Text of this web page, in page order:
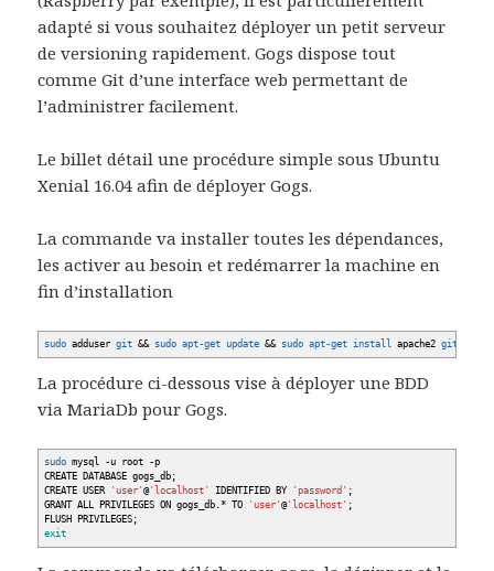
adapté si vous souhaitez déployer un petit serveur
de versioning rapidement. Gogs dispose tout
comme Git d’une interface web permettant de
l’administrer facilement.
Le billet détail une procédure simple sous Ubuntu
Xenial 16.04 afin de déployer Gogs.
La commande va installer toutes les dépendances,
les activer au besoin et redémarrer la machine en
fin d’installation
sudo addusergit && sudo apt-get update && sudo apt-get install apache2git
La procédure ci-dessous vise à déployer une BDD
via MariaDb pour Gogs.
sudo mysql -u root -p
CREATE DATABASE gogs_db;
CREATE USER 'user'@'localhost' IDENTIFIED BY 'password' ;
GRANT ALL PRIVILEGES ON gogs_db.* TO 'user'@'localhost' ;
FLUSH PRIVILEGES;
exit